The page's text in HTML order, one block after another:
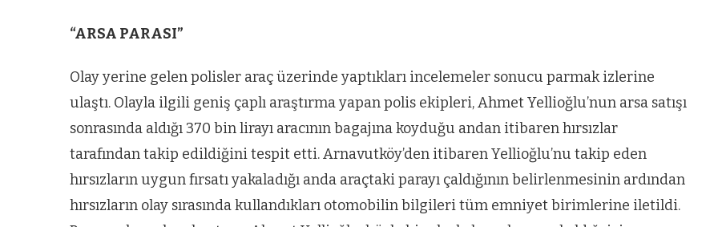
“ARSA PARASI”
Olay yerine gelen polisler araç üzerinde yaptıkları incelemeler sonucu parmak izlerine
ulaştı. Olayla ilgili geniş çaplı araştırma yapan polis ekipleri, Ahmet Yellioğlu’nun arsa satışı
sonrasında aldığı 370 bin lirayı aracının bagajına koyduğu andan itibaren hırsızlar
tarafından takip edildiğini tespit etti. Arnavutköy’den itibaren Yellioğlu’nu takip eden
hırsızların uygun fırsatı yakaladığı anda araçtaki parayı çaldığının belirlenmesinin ardından
hırsızların olay sırasında kullandıkları otomobilin bilgileri tüm emniyet birimlerine iletildi.
ve
Arnavutköy’ün
nüfusu 2024
yılında
344.868’e ulaştı
Arnavutköy
Taşoluk’ta seyir
halindeki
otomobil alev
alev yandı.